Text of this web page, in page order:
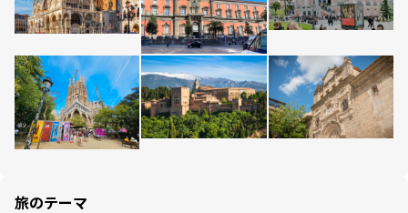
旅のテーマ